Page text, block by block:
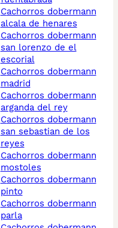
cachorros dobermann
alcala de henares
cachorros dobermann
san lorenzo de el
escorial
cachorros dobermann
madrid
cachorros dobermann
arganda del rey
cachorros dobermann
san sebastian de los
reyes
cachorros dobermann
mostoles
cachorros dobermann
pinto
cachorros dobermann
parla